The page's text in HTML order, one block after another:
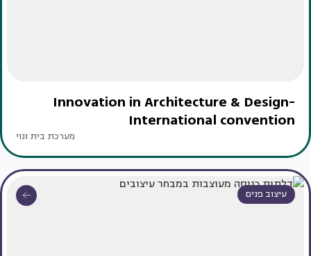
Innovation in Architecture & Design-
International convention
מערכת בית ונוי
עיצוב פנים